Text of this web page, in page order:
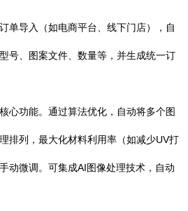
单导入（如电商平台、线下门店），自
号、图案文件、数量等，并生成统一订
心功能。通过算法优化，自动将多个图
排列，最大化材料利用率（如减少UV打
动微调。可集成AI图像处理技术，自动